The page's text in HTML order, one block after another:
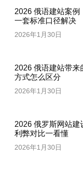
2026 俄语建站案例
一套标准口径解决
2026年1月30日
2026 俄语建站带
方式怎么区分
2026年1月30日
2026 俄罗斯网站建
利弊对比一看懂
2026年1月30日